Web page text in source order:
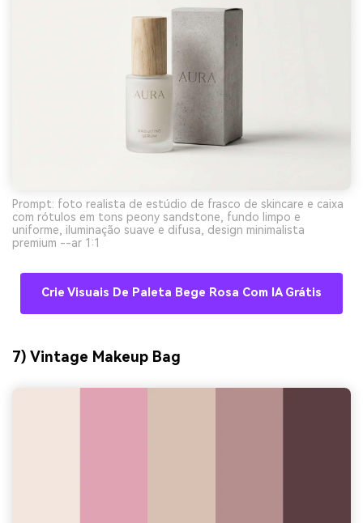
Prompt: foto realista de estúdio de frasco de skincare e caixa
com rótulos em tons peony sandstone, fundo limpo e
uniforme, iluminação suave e difusa, design minimalista
premium --ar 1:1
Crie Visuais De Paleta Bege Rosa Com IA Grátis
7) Vintage Makeup Bag